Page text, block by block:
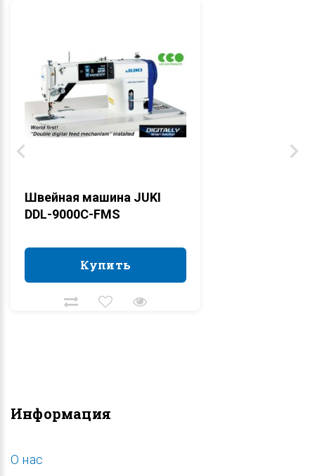
Швейная машина JUKI
DDL-9000C-FMS
Купить
Купить
Информация
O нас